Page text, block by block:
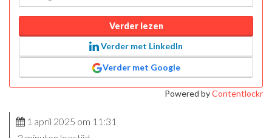
Verder lezen
Verder met LinkedIn
Verder met Google
Powered byContentlockr
1 april 2025 om 11:31